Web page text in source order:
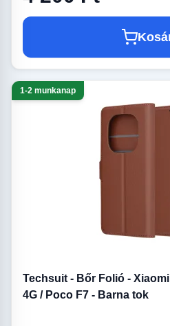
1-2 munkanap
Techsuit - Bőr Folió -
4G / Poco F7 - Barna tok